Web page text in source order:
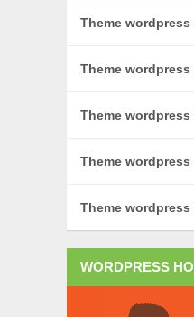
Theme
Theme
Theme
Theme
Theme
WORDPRESS